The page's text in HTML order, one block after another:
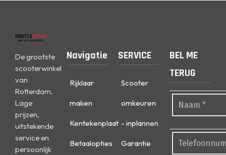
De grootste
scooterwinkel
van
Rotterdam.
Lage
prijzen,
uitstekende
service en
persoonlijk
Navigatie
Rijklaar
maken
Kentekenplaat
Betaalopties
SERVICE
Scooter
omkeuren
- inplannen
Garantie
BEL ME
TERUG